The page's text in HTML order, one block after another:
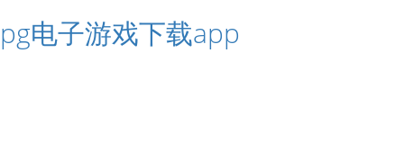
pg电子游戏下载app